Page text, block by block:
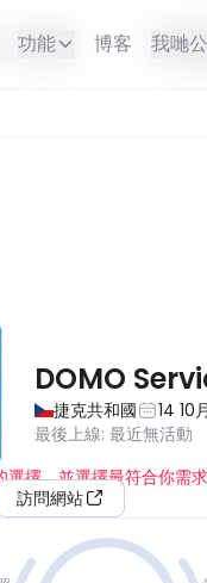
功能 博客 我哋
DOMO
捷克共和國 14 10
最後上線: 最近無活動
擇，並選擇最符合你需求
訪問網站